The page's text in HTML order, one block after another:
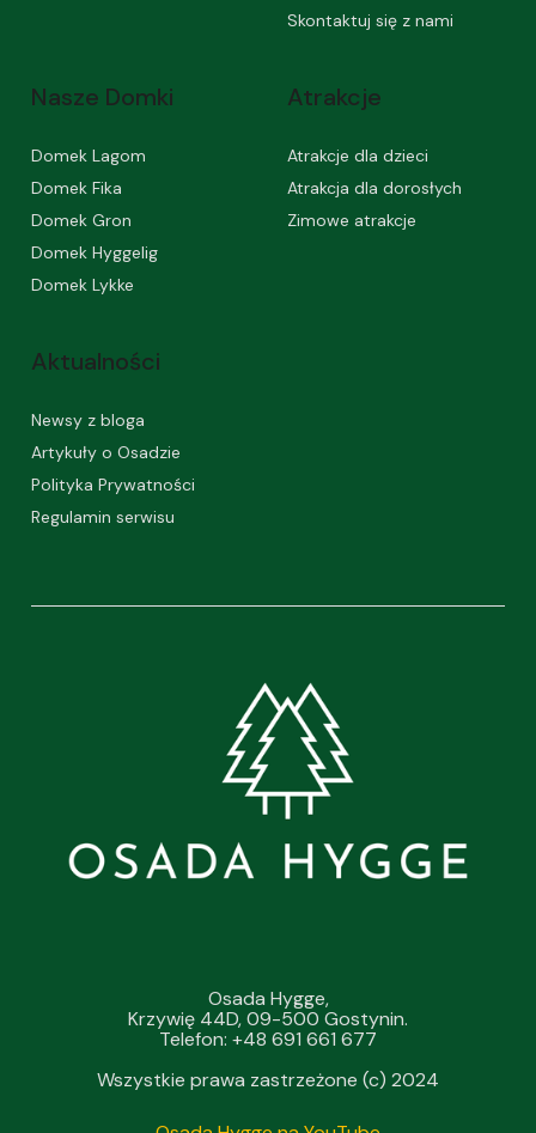
Skontaktuj się z nami
Nasze Domki
Domek Lagom
Domek Fika
Domek Gron
Domek Hyggelig
Domek Lykke
Atrakcje
Atrakcje dla dzieci
Atrakcja dla dorosłych
Zimowe atrakcje
Aktualności
Newsy z bloga
Artykuły o Osadzie
Polityka Prywatności
Regulamin serwisu
Osada Hygge,
Krzywię 44D, 09-500 Gostynin.
Telefon: +48 691 661 677
Wszystkie prawa zastrzeżone (c) 2024